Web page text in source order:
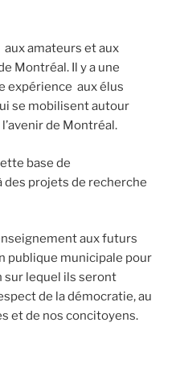
aux amateurs et aux
Montréal. Il y a une
expérience aux élus
se mobilisent autour
de Montréal.
base de
des projets de recherche
aux futurs
publique municipale pour
sur lequel ils seront
de la démocratie, au
et de nos concitoyens.